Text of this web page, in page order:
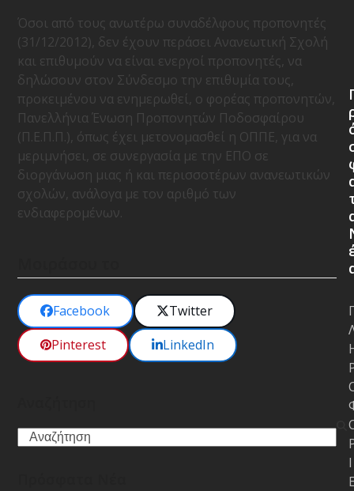
Όσοι από τους ανωτέρω συναδέλφους προπονητές
(31/12/2012), δεν έχουν περάσει Ανανεωτική Σχολή
και επιθυμούν να είναι ενεργοί προπονητές, να
δηλώσουν στον Σύνδεσμο την επιθυμία τους,
προκειμένου να ενημερωθεί, ο φορέας προπονητών,
Πανελλήνια Ένωση Προπονητών Ποδοσφαίρου
(Π.Ε.Π.Π.), όπως έχει μετονομασθεί η ΟΠΠΕ, για να
μεριμνήσει, σε συνεργασία με την ΕΠΟ σε
διοργάνωση μιας ή και περισσοτέρων ανανεωτικών
σχολών, ανάλογα με τον αριθμό των
ενδιαφερομένων.
Facebook
Twitter
Pinterest
LinkedIn
Search
Ι